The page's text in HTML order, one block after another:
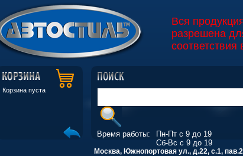
Вся
разрешена
Корзина пуста
Время работы:
Пн-Пт с 9 до 19
Сб-Вс с 9 до 19
Москва, Южнопортовая ул., д.22, с.1,